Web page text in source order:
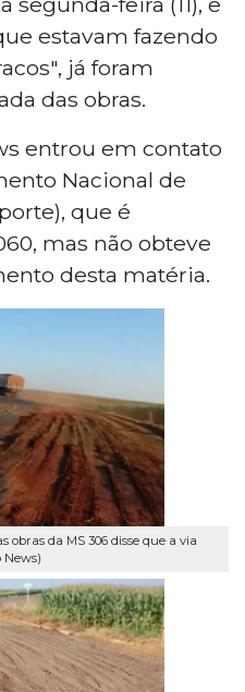
estavam fazendo
já foram
das obras.
entrou em contato
Nacional de
que é
mas não obteve
desta matéria.
obras da MS 306 disse que a via
News)